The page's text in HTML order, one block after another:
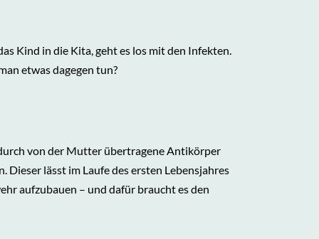
Kind in die Kita, geht es los mit den Infekten.
etwas dagegen tun?
von der Mutter übertragene Antikörper
Dieser lässt im Laufe des ersten Lebensjahres
aufzubauen – und dafür braucht es den